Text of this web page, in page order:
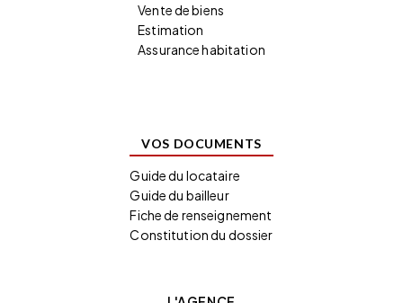
Vente de biens
Estimation
Assurance habitation
VOS DOCUMENTS
Guide du locataire
Guide du bailleur
Fiche de renseignement
Constitution du dossier